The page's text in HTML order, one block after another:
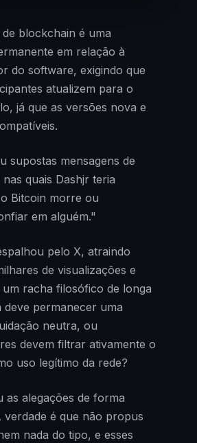
blockchain é uma
em relação à
do software, exigindo que
atualizem para o
já que as versões nova e
supostas mensagens de
quais Dashjr teria
Bitcoin morre ou
em alguém."
pelo X, atraindo
de visualizações e
racha filosófico de longa
deve permanecer uma
neutra, ou
devem filtrar ativamente o
uso legítimo da rede?
as alegações de forma
verdade é que não propus
nada do tipo, e esses